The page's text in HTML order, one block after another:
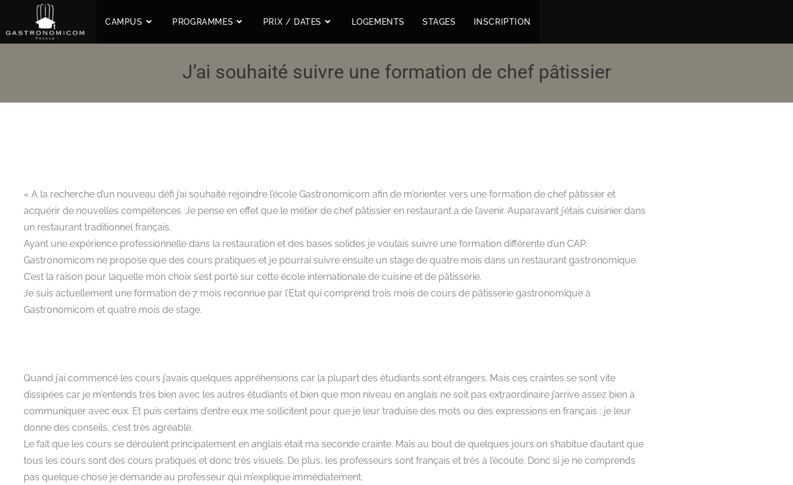
CAMPUS PROGRAMMES PRIX / DATES LOGEMENTS STAGES INSCRIPTION
J’ai souhaité suivre une formation de chef pâtissier
« A la recherche d’un nouveau défi j’ai souhaité rejoindre l’école Gastronomicom afin de m’orienter vers une formation de chef pâtissier et
acquérir de nouvelles compétences. Je pense en effet que le métier de chef pâtissier en restaurant a de l’avenir. Auparavant j’étais cuisinier dans
un restaurant traditionnel français.
Ayant une expérience professionnelle dans la restauration et des bases solides je voulais suivre une formation différente d’un CAP.
Gastronomicom ne propose que des cours pratiques et je pourrai suivre ensuite un stage de quatre mois dans un restaurant gastronomique.
C’est la raison pour laquelle mon choix s’est porté sur cette école internationale de cuisine et de pâtisserie.
Je suis actuellement une formation de 7 mois reconnue par l’Etat qui comprend trois mois de cours de pâtisserie gastronomique à
Gastronomicom et quatre mois de stage.
Quand j’ai commencé les cours j’avais quelques appréhensions car la plupart des étudiants sont étrangers. Mais ces craintes se sont vite
dissipées car je m’entends très bien avec les autres étudiants et bien que mon niveau en anglais ne soit pas extraordinaire j’arrive assez bien à
communiquer avec eux. Et puis certains d’entre eux me sollicitent pour que je leur traduise des mots ou des expressions en français ; je leur
donne des conseils, c’est très agréable.
Le fait que les cours se déroulent principalement en anglais était ma seconde crainte. Mais au bout de quelques jours on s’habitue d’autant que
tous les cours sont des cours pratiques et donc très visuels. De plus, les professeurs sont français et très à l’écoute. Donc si je ne comprends
pas quelque chose je demande au professeur qui m’explique immédiatement.